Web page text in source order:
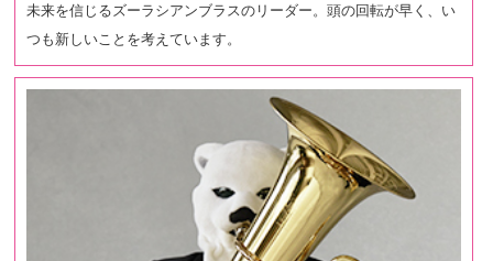
未来を信じるズーラシアンブラスのリーダー。頭の回転が早く、い
つも新しいことを考えています。